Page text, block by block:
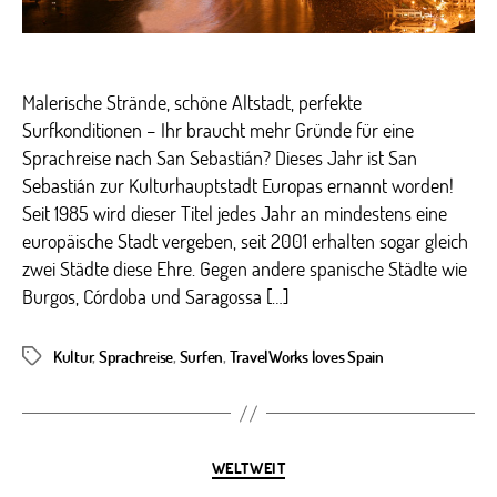
Malerische Strände, schöne Altstadt, perfekte
Surfkonditionen – Ihr braucht mehr Gründe für eine
Sprachreise nach San Sebastián? Dieses Jahr ist San
Sebastián zur Kulturhauptstadt Europas ernannt worden!
Seit 1985 wird dieser Titel jedes Jahr an mindestens eine
europäische Stadt vergeben, seit 2001 erhalten sogar gleich
zwei Städte diese Ehre. Gegen andere spanische Städte wie
Burgos, Córdoba und Saragossa […]
Schlagwörter
Kultur,Sprachreise, Surfen, TravelWorks loves Spain
Kategorien
WELTWEIT